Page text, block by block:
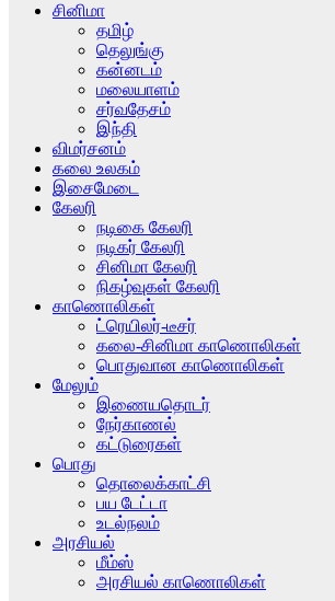
சினிமா
தமிழ்
தெலுங்கு
கன்னடம்
மலையாளம்
சர்வதேசம்
இந்தி
விமர்சனம்
கலை உலகம்
இசைமேடை
கேலரி
நடிகை கேலரி
நடிகர் கேலரி
சினிமா கேலரி
நிகழ்வுகள் கேலரி
காணொலிகள்
ட்ரெயிலர்-டீசர்
கலை-சினிமா காணொலிகள்
பொதுவான காணொலிகள்
மேலும்
இணையதொடர்
நேர்காணல்
கட்டுரைகள்
பொது
தொலைக்காட்சி
பய டேட்டா
உடல்நலம்
அரசியல்
மீம்ஸ்
அரசியல் காணொலிகள்